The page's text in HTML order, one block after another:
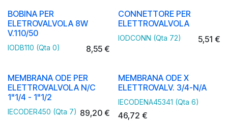
BOBINA PER
ELETROVALVOLA 8W
V.110/50
IODB110 (Qta 0) 8,55€
CONNETTORE PER
ELETTROVALVOLA
IODCONN (Qta 72) 5,51 €
MEMBRANA ODE PER
ELETTROVALVOLA N/C
1"1/4 - 1"1/2
IECODER450 (Qta 7) 89,20€
MEMBRANA ODE X
ELETTROVALV. 3/4-N/A
IECODENA45341 (Qta 6)
46,72 €